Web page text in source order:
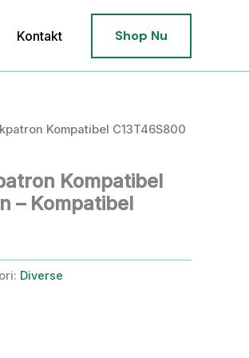
Kontakt Shop Nu
Kompatibel C13T46S800
Kompatibel
– Kompatibel
Diverse